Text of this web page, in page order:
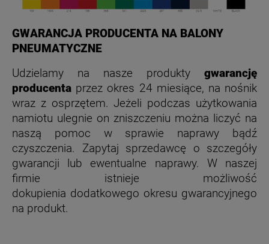
GWARANCJA PRODUCENTA NA BALONY
PNEUMATYCZNE
Udzielamy na nasze produkty gwarancję
producenta przez okres 24 miesiące, na nośnik
wraz z osprzętem. Jeżeli podczas użytkowania
namiotu ulegnie on zniszczeniu można liczyć na
naszą pomoc w sprawie naprawy bądź
czyszczenia. Zapytaj sprzedawcę o szczegóły
gwarancji lub ewentualne naprawy. W naszej
firmie istnieje możliwość
dokupienia dodatkowego okresu gwarancyjnego
na produkt.